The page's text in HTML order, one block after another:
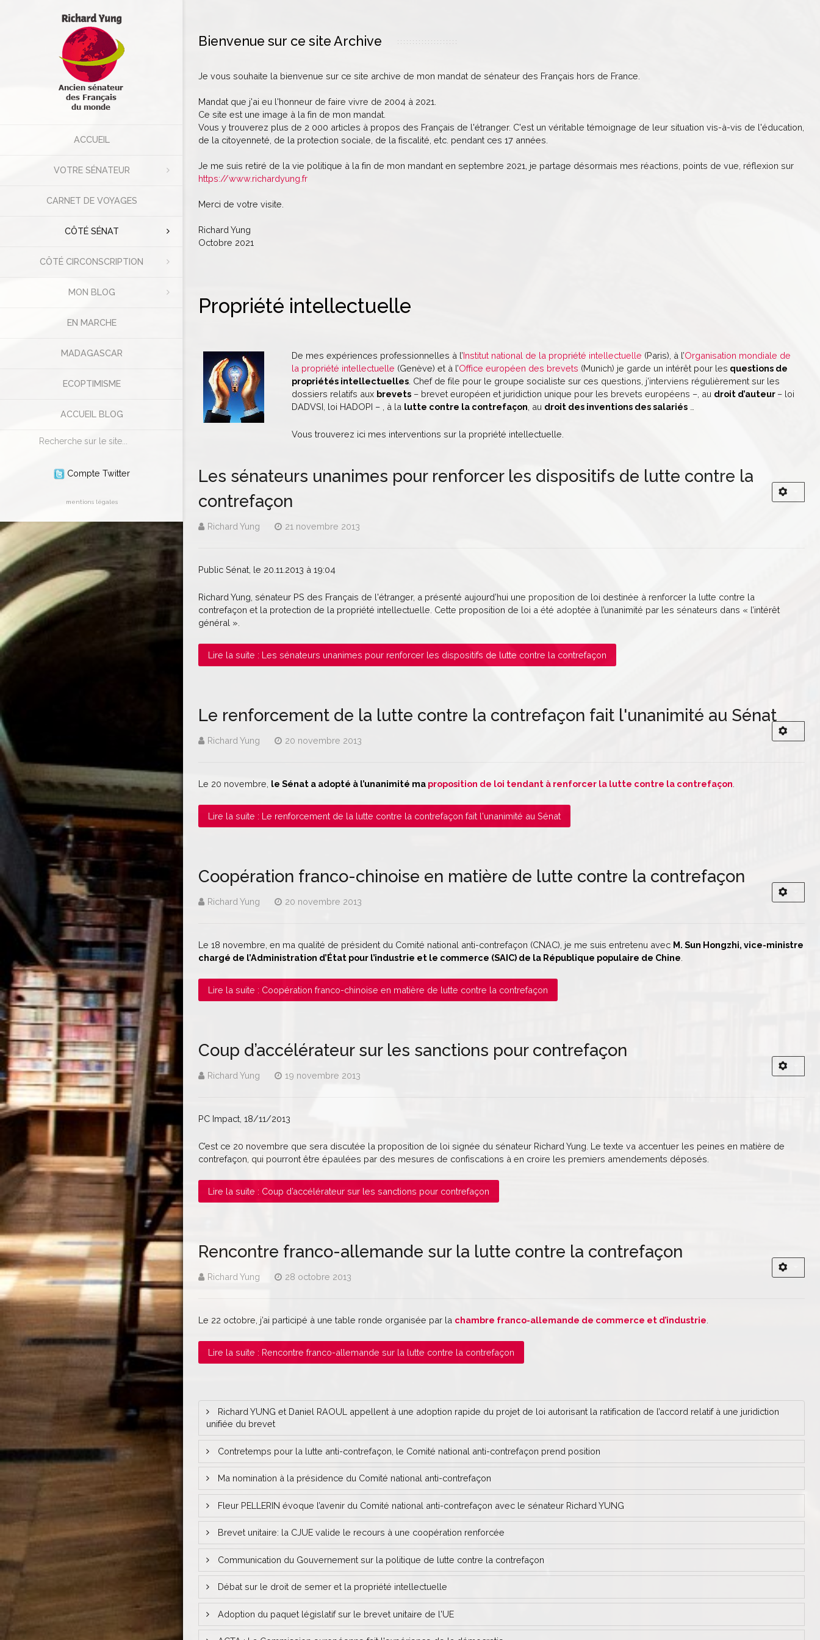
ACCUEIL
VOTRE SÉNATEUR
CARNET DE VOYAGES
CÔTÉ SÉNAT
CÔTÉ CIRCONSCRIPTION
MON BLOG
EN MARCHE
MADAGASCAR
ECOPTIMISME
ACCUEIL BLOG
Rechercher
Compte Twitter
mentions légales
Bienvenue sur ce site Archive
Je vous souhaite la bienvenue sur ce site archive de mon mandat de sénateur des Français hors de France.
Mandat que j'ai eu l'honneur de faire vivre de 2004 à 2021.
Ce site est une image à la fin de mon mandat.
Vous y trouverez plus de 2 000 articles à propos des Français de l'étranger. C'est un véritable témoignage de leur situation vis-à-vis de l'éducation,
de la citoyenneté, de la protection sociale, de la fiscalité, etc. pendant ces 17 années.
Je me suis retiré de la vie politique à la fin de mon mandant en septembre 2021, je partage désormais mes réactions, points de vue, réflexion sur
https://www.richardyung.fr
Merci de votre visite.
Richard Yung
Octobre 2021
Propriété intellectuelle
De mes expériences professionnelles à l’Institut national de la propriété intellectuelle (Paris), à l’Organisation mondiale de
la propriété intellectuelle (Genève) et à l’Office européen des brevets (Munich) je garde un intérêt pour les questions de
propriétés intellectuelles . Chef de file pour le groupe socialiste sur ces questions, j’interviens régulièrement sur les
dossiers relatifs aux brevets – brevet européen et juridiction unique pour les brevets européens –, au droit d’auteur – loi
DADVSI, loi HADOPI – , à la lutte contre la contrefaçon , au droit des inventions des salariés
Vous trouverez ici mes interventions sur la propriété intellectuelle.
Les sénateurs unanimes pour renforcer les dispositifs de lutte contre la
contrefaçon
Richard Yung 21 novembre 2013
Public Sénat, le 20.11.2013 à 19:04
Richard Yung, sénateur PS des Français de l'étranger, a présenté aujourd’hui une proposition de loi destinée à renforcer la lutte contre la
contrefaçon et la protection de la propriété intellectuelle. Cette proposition de loi a été adoptée à l’unanimité par les sénateurs dans « l’intérêt
général ».
Lire la suite : Les sénateurs unanimes pour renforcer les dispositifs de lutte contre la contrefaçon
Le renforcement de la lutte contre la contrefaçon fait l'unanimité au Sénat
Richard Yung 20 novembre 2013
Le 20 novembre, le Sénat a adopté à l’unanimité ma proposition de loi tendant à renforcer la lutte contre la contrefaçon
Lire la suite : Le renforcement de la lutte contre la contrefaçon fait l'unanimité au Sénat
Coopération franco-chinoise en matière de lutte contre la contrefaçon
Richard Yung 20 novembre 2013
Le 18 novembre, en ma qualité de président du Comité national anti-contrefaçon (CNAC), je me suis entretenu avec M. Sun Hongzhi, vice-ministre
chargé de l’Administration d’État pour l’industrie et le commerce (SAIC) de la République populaire de Chine
Lire la suite : Coopération franco-chinoise en matière de lutte contre la contrefaçon
Coup d’accélérateur sur les sanctions pour contrefaçon
Richard Yung 19 novembre 2013
PC Impact, 18/11/2013
C’est ce 20 novembre que sera discutée la proposition de loi signée du sénateur Richard Yung. Le texte va accentuer les peines en matière de
contrefaçon, qui pourront être épaulées par des mesures de confiscations à en croire les premiers amendements déposés.
Lire la suite : Coup d’accélérateur sur les sanctions pour contrefaçon
Rencontre franco-allemande sur la lutte contre la contrefaçon
Richard Yung 28 octobre 2013
Le 22 octobre, j’ai participé à une table ronde organisée par la chambre franco-allemande de commerce et d’industrie
Lire la suite : Rencontre franco-allemande sur la lutte contre la contrefaçon
Richard YUNG et Daniel RAOUL appellent à une adoption rapide du projet de loi autorisant la ratification de l’accord relatif à une juridiction
unifiée du brevet
Contretemps pour la lutte anti-contrefaçon, le Comité national anti-contrefaçon prend position
Ma nomination à la présidence du Comité national anti-contrefaçon
Fleur PELLERIN évoque l’avenir du Comité national anti-contrefaçon avec le sénateur Richard YUNG
Brevet unitaire: la CJUE valide le recours à une coopération renforcée
Communication du Gouvernement sur la politique de lutte contre la contrefaçon
Débat sur le droit de semer et la propriété intellectuelle
Adoption du paquet législatif sur le brevet unitaire de l'UE